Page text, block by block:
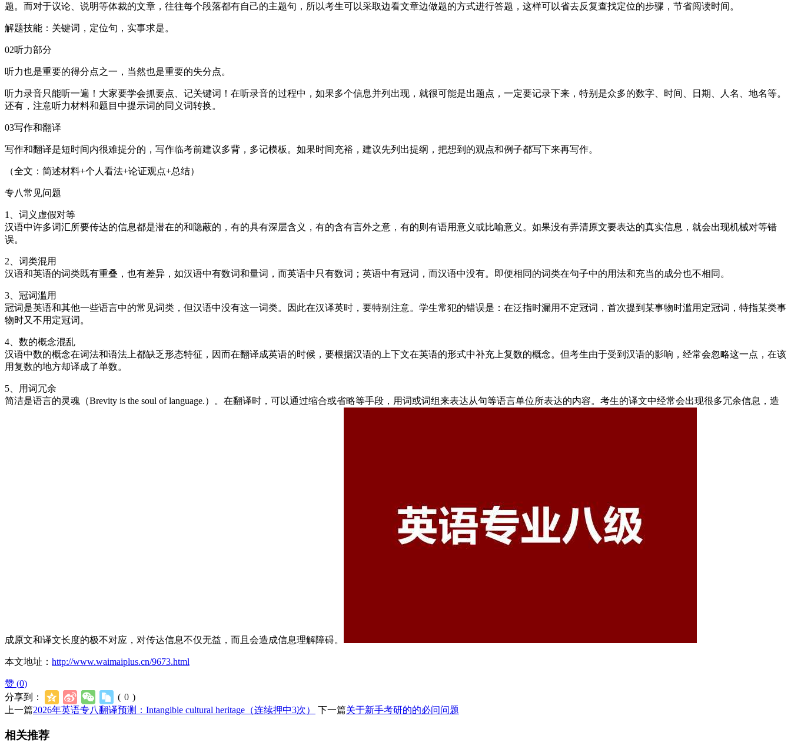
题。而对于议论、说明等体裁的文章，往往每个段落都有自己的主题句，所以考生可以采取边看文章边做题的方式进行答题，这样可以省去反复查找定位的步骤，节省阅读时间。
解题技能：关键词，定位句，实事求是。
02听力部分
听力也是重要的得分点之一，当然也是重要的失分点。
听力录音只能听一遍！大家要学会抓要点、记关键词！在听录音的过程中，如果多个信息并列出现，就很可能是出题点，一定要记录下来，特别是众多的数字、时间、日期、人名、地名等。
还有，注意听力材料和题目中提示词的同义词转换。
03写作和翻译
写作和翻译是短时间内很难提分的，写作临考前建议多背，多记模板。如果时间充裕，建议先列出提纲，把想到的观点和例子都写下来再写作。
（全文：简述材料+个人看法+论证观点+总结）
专八常见问题
1、词义虚假对等
汉语中许多词汇所要传达的信息都是潜在的和隐蔽的，有的具有深层含义，有的含有言外之意，有的则有语用意义或比喻意义。如果没有弄清原文要表达的真实信息，就会出现机械对等错
误。
2、词类混用
汉语和英语的词类既有重叠，也有差异，如汉语中有数词和量词，而英语中只有数词；英语中有冠词，而汉语中没有。即便相同的词类在句子中的用法和充当的成分也不相同。
3、冠词滥用
冠词是英语和其他一些语言中的常见词类，但汉语中没有这一词类。因此在汉译英时，要特别注意。学生常犯的错误是：在泛指时漏用不定冠词，首次提到某事物时滥用定冠词，特指某类事
物时又不用定冠词。
4、数的概念混乱
汉语中数的概念在词法和语法上都缺乏形态特征，因而在翻译成英语的时候，要根据汉语的上下文在英语的形式中补充上复数的概念。但考生由于受到汉语的影响，经常会忽略这一点，在该
用复数的地方却译成了单数。
5、用词冗余
简洁是语言的灵魂（Brevity is the soul of language.）。在翻译时，可以通过缩合或省略等手段，用词或词组来表达从句等语言单位所表达的内容。考生的译文中经常会出现很多冗余信息，造
成原文和译文长度的极不对应，对传达信息不仅无益，而且会造成信息理解障碍。
本文地址： http://www.waimaiplus.cn/9673.html
赞 (0)
分享到：
( 0 )
上一篇2026年英语专八翻译预测：Intangible cultural heritage（连续押中3次） 下一篇关于新手考研的的必问问题
相关推荐